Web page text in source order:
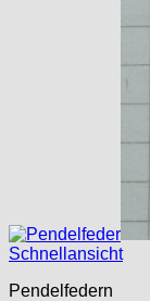
Schnellansicht
Pendelfedern